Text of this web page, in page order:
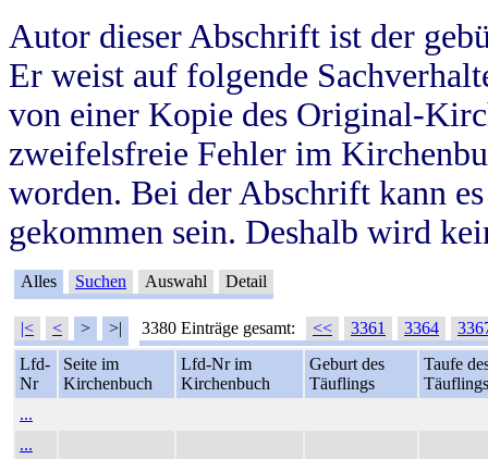
Autor dieser Abschrift ist der
Er weist auf folgende
von einer Kopie des Original-
zweifelsfreie Fehler im
worden. Bei der Abschrift kann
gekommen sein. Deshalb wird
Alles Suchen Auswahl Detail
|< < > >| 3380 Einträge gesamt: << 3361 3364
Lfd-
Nr
Seite im
Kirchenbuch
Lfd-Nr im
Kirchenbuch
Geburt des
Täuflings
Taufe
Täuflings
...
...